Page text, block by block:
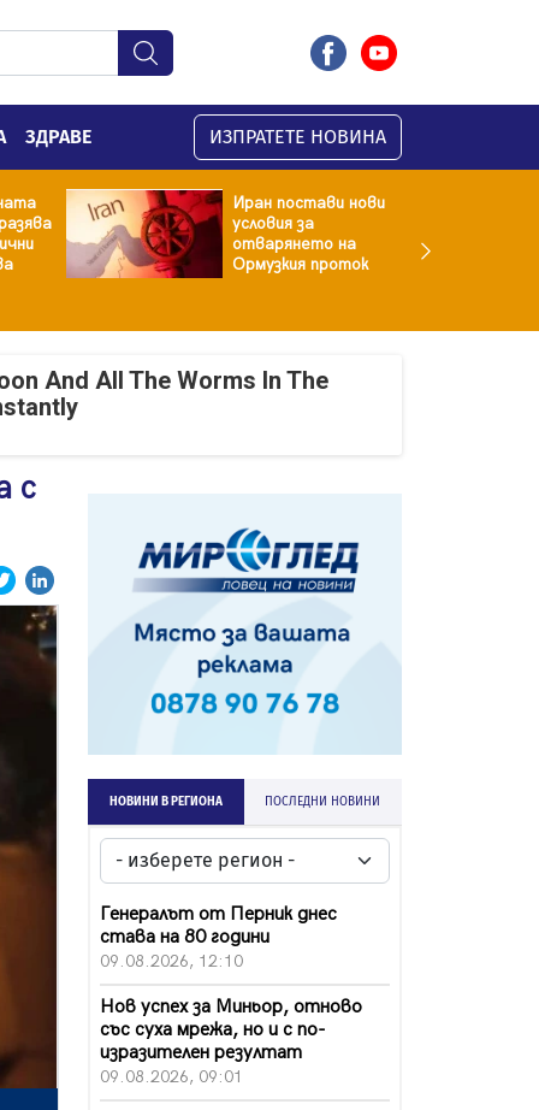
ЗДРАВЕ ИЗПРАТЕТЕ НОВИНА
Иран постави нови
условия за
отварянето на
Ормузкия проток
And All The Worms In The
с
НОВИНИ В РЕГИОНА ПОСЛЕДНИ НОВИНИ
Генералът от Перник днес
става на 80 години
09.08.2026, 12:10
Нов успех за Миньор, отново
със суха мрежа, но и с по-
изразителен резултат
09.08.2026, 09:01